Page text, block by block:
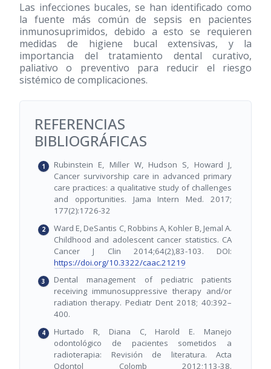
Las infecciones bucales, se han identificado como
la fuente más común de sepsis en pacientes
inmunosuprimidos, debido a esto se requieren
medidas de higiene bucal extensivas, y la
importancia del tratamiento dental curativo,
paliativo o preventivo para reducir el riesgo
sistémico de complicaciones.
REFERENCIAS
BIBLIOGRÁFICAS
Rubinstein E, Miller W, Hudson S, Howard J,
Cancer survivorship care in advanced primary
care practices: a qualitative study of challenges
and opportunities. Jama Intern Med. 2017;
177(2):1726-32
Ward E, DeSantis C, Robbins A, Kohler B, Jemal A.
Childhood and adolescent cancer statistics. CA
Cancer J Clin 2014;64(2),83-103. DOI:
https://doi.org/10.3322/caac.21219
Dental management of pediatric patients
receiving immunosuppressive therapy and/or
radiation therapy. Pediatr Dent 2018; 40:392–
400.
Hurtado R, Diana C, Harold E. Manejo
odontológico de pacientes sometidos a
radioterapia: Revisión de literatura. Acta
Odontol Colomb 2012;113-38.